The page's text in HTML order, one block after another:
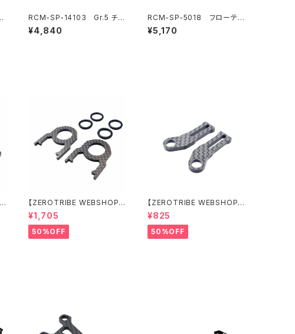
RCM-SP-14103 Gr.5 チタ
ンターンバックルセット(オプシ
ョン)
¥4,840
RCM-SP-5018 フローティ
ングエレクトロニクスプレート
バルクヘッド(6.5g)(オプショ
¥5,170
【ZEROTRIBE WEBSHOP
限定価格】RCM-BD11-TSE
カーボンツィーク スティッ
クエンドプレートセット YOK
OMO BD11用
¥1,705
50%OFF
【ZEROTRIBE WEBSHOP
限定価格】RCM-HRP-ZX-B
D10LCE Horizontalリアポ
ストボディマウンティングエク
ステンションプレート Yokom
¥825
50%OFF